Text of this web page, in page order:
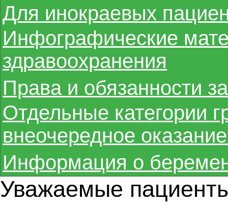
Для инокраевых
Инфографические
здравоохранения
Права и обязанности
Отдельные категории
внеочередное
Информация о
Уважаемые